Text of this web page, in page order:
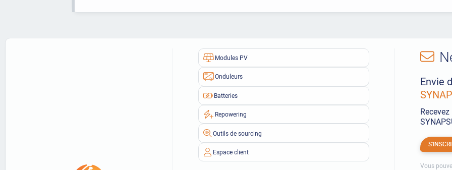
Modules PV
Onduleurs
Batteries
Repowering
Outils de sourcing
Espace client
Envie
Vous